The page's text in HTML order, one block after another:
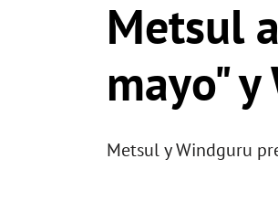
Metsul
mayo"
Metsul y Windguru